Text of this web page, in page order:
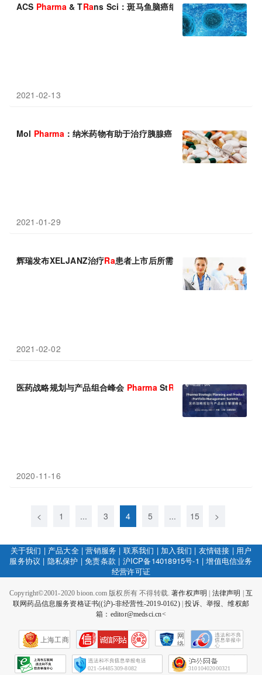
ACS Pharma& TRans Sci：斑马鱼脑癌细胞扩散机制
2021-02-13
Mol Pharma：纳米药物有助于治疗胰腺癌
2021-01-29
辉瑞发布XELJANZ治疗Ra患者上市后所需安全性研究结果
2021-02-02
医药战略规划与产品组合峰会 PharmaStRa tegic Planning and
2020-11-16
< 1 ... 3 4 5 ... 15 >
关于我们 | 产品大全|营销服务 | 联系我们 | 加入我们 | 友情链接 | 用户
服务协议 | 隐私保护 |免责条款 | 沪ICP备14018915号-1 |增值电信业务
经营许可证
Copyright©2001-2020 bioon.com 版权所有 不得转载.著作权声明 法律声明
互
联网药品信息服务资格证书((沪)-非经营性-2019-0162)|投诉、举报、维权邮
箱：editor@medsci.cn<
上海工商
网
络
会
征
021-54485309-8082 31010402000321